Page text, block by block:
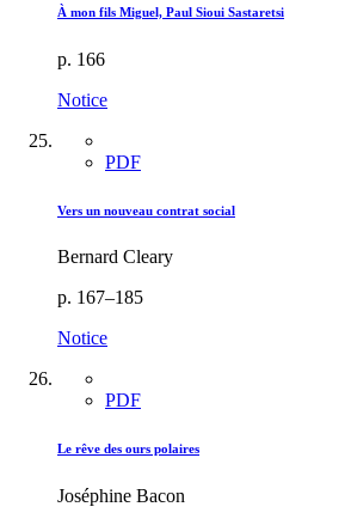
À mon fils Miguel, Paul Sioui Sastaretsi
p. 166
Notice
PDF
Vers un nouveau contrat social
Bernard Cleary
p. 167–185
Notice
PDF
Le rêve des ours polaires
Joséphine Bacon